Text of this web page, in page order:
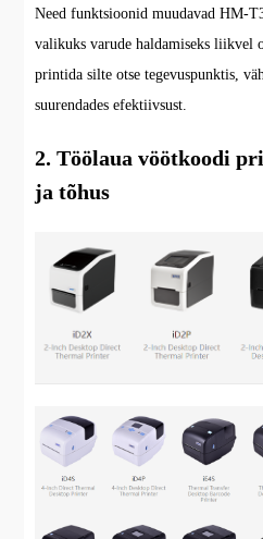
Need funktsioonid muudavad HM-
valikuks varude haldamiseks liikvel
printida silte otse tegevuspunktis,
suurendades efektiivsust.
2. Töölaua vöötkoodi
ja tõhus